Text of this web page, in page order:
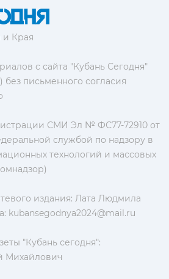
и Края
с сайта "Кубань Сегодня"
письменного согласия
СМИ Эл № ФС77-72910 от
службой по надзору в
технологий и массовых
издания: Лата Людмила
kubansegodnya2024@mail.ru
"Кубань сегодня":
Михайлович